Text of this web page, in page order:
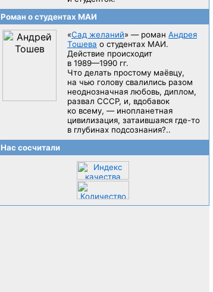
Роман о студентах МАИ
«Сад желаний» — роман Андрея
Тошева о студентах МАИ.
Действие происходит
в 1989—1990 гг.
Что делать простому маёвцу,
на чью голову свалились разом
неоднозначная любовь, диплом,
развал CCCP, и, вдобавок
ко всему, — инопланетная
цивилизация, затаившаяся где-то
в глубинах подсознания?..
Нас сосчитали